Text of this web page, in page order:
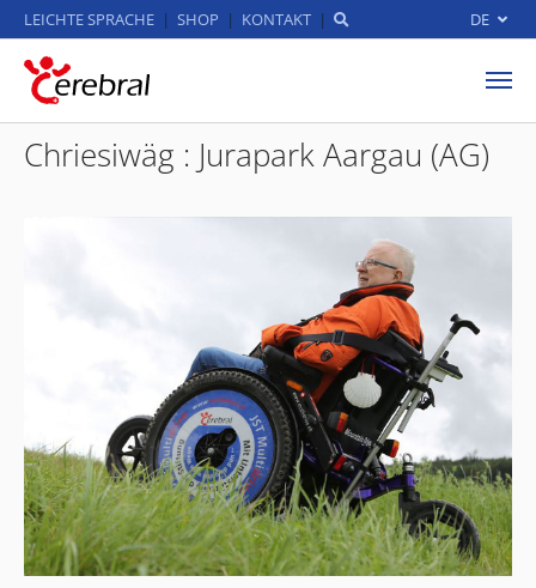
LEICHTE SPRACHE SHOP KONTAKT DE
Chriesiwäg : Jurapark Aargau (AG)